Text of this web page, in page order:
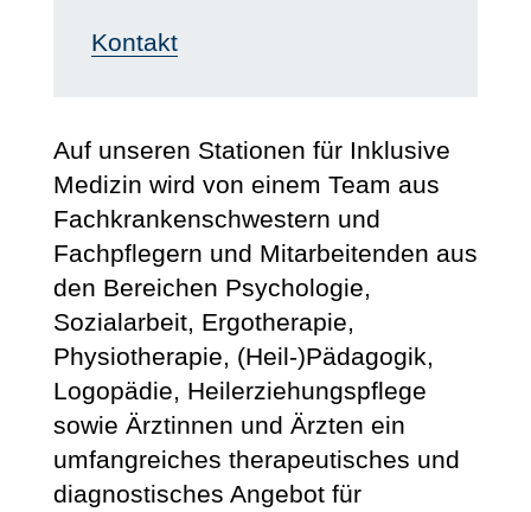
Kontakt
Auf unseren Stationen für Inklusive
Medizin wird von einem Team aus
Fachkrankenschwestern und
Fachpflegern und Mitarbeitenden aus
den Bereichen Psychologie,
Sozialarbeit, Ergotherapie,
Physiotherapie, (Heil-)Pädagogik,
Logopädie, Heilerziehungspflege
sowie Ärztinnen und Ärzten ein
umfangreiches therapeutisches und
diagnostisches Angebot für